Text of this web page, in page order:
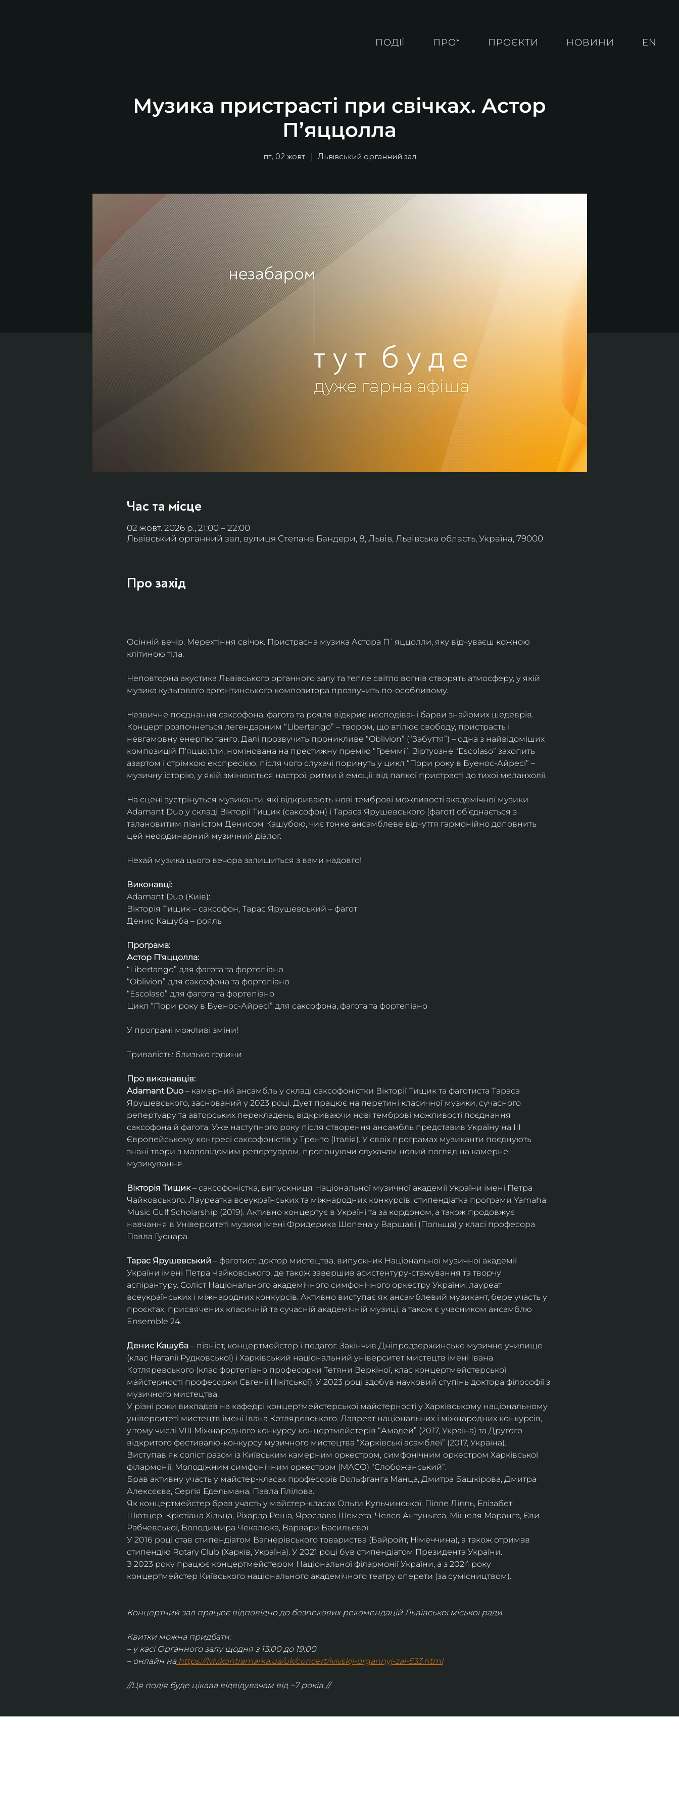
ПОДІЇ ПРО* ПРОЄКТИ НОВИНИ EN
Музика пристрасті при свічках. Астор
П’яццолла
пт, 02 жовт.
  |
Львівський органний зал
Час та місце
02 жовт. 2026 р., 21:00 – 22:00
Львівський органний зал, вулиця Степана Бандери, 8, Львів, Львівська область, Україна, 79000
Про захід
Осінній вечір. Мерехтіння свічок. Пристрасна музика Астора П`яццолли, яку відчуваєш кожною
клітиною тіла.
Неповторна акустика Львівського органного залу та тепле світло вогнів створять атмосферу, у якій
музика культового аргентинського композитора прозвучить по-особливому.
Незвичне поєднання саксофона, фагота та рояля відкриє несподівані барви знайомих шедеврів.
Концерт розпочнеться легендарним “Libertango” – твором, що втілює свободу, пристрасть і
невгамовну енергію танго. Далі прозвучить проникливе “Oblivion” (“Забуття”) – одна з найвідоміших
композицій П'яццолли, номінована на престижну премію “Греммі”. Віртуозне “Escolaso” захопить
азартом і стрімкою експресією, після чого слухачі поринуть у цикл “Пори року в Буенос-Айресі” –
музичну історію, у якій змінюються настрої, ритми й емоції: від палкої пристрасті до тихої меланхолії.
На сцені зустрінуться музиканти, які відкривають нові темброві можливості академічної музики.
Adamant Duo у складі Вікторії Тищик (саксофон) і Тараса Ярушевського (фагот) об’єднається з
талановитим піаністом Денисом Кашубою, чиє тонке ансамблеве відчуття гармонійно доповнить
цей неординарний музичний діалог.
Нехай музика цього вечора залишиться з вами надовго!
Виконавці:
Adamant Duo (Київ):
Вікторія Тищик – саксофон, Тарас Ярушевський – фагот
Денис Кашуба – рояль
Програма:
Астор П'яццолла:
“Libertango” для фагота та фортепіано
“Oblivion” для саксофона та фортепіано
“Escolaso” для фагота та фортепіано
Цикл “Пори року в Буенос-Айресі” для саксофона, фагота та фортепіано
У програмі можливі зміни!
Тривалість: близько години
Про виконавців:
Adamant Duo – камерний ансамбль у складі саксофоністки Вікторії Тищик та фаготиста Тараса
Ярушевського, заснований у 2023 році. Дует працює на перетині класичної музики, сучасного
репертуару та авторських перекладень, відкриваючи нові темброві можливості поєднання
саксофона й фагота. Уже наступного року після створення ансамбль представив Україну на ІІІ
Європейському конгресі саксофоністів у Тренто (Італія). У своїх програмах музиканти поєднують
знані твори з маловідомим репертуаром, пропонуючи слухачам новий погляд на камерне
музикування.
Вікторія Тищик – саксофоністка, випускниця Національної музичної академії України імені Петра
Чайковського. Лауреатка всеукраїнських та міжнародних конкурсів, стипендіатка програми Yamaha
Music Gulf Scholarship (2019). Активно концертує в Україні та за кордоном, а також продовжує
навчання в Університеті музики імені Фридерика Шопена у Варшаві (Польща) у класі професора
Павла Гуснара.
Тарас Ярушевський – фаготист, доктор мистецтва, випускник Національної музичної академії
України імені Петра Чайковського, де також завершив асистентуру-стажування та творчу
аспірантуру. Соліст Національного академічного симфонічного оркестру України, лауреат
всеукраїнських і міжнародних конкурсів. Активно виступає як ансамблевий музикант, бере участь у
проєктах, присвячених класичній та сучасній академічній музиці, а також є учасником ансамблю
Ensemble 24.
Денис Кашуба – піаніст, концертмейстер і педагог. Закінчив Дніпродзержинське музичне училище
(клас Наталії Рудковської) і Харківський національний університет мистецтв імені Івана
Котляревського (клас фортепіано професорки Тетяни Веркіної, клас концертмейстерської
майстерності професорки Євгенії Нікітської). У 2023 році здобув науковий ступінь доктора філософії з
музичного мистецтва.
У різні роки викладав на кафедрі концертмейстерської майстерності у Харківському національному
університеті мистецтв імені Івана Котляревського. Лавреат національних і міжнародних конкурсів,
у тому числі VIII Міжнародного конкурсу концертмейстерів “Амадей” (2017, Україна) та Другого
відкритого фестивалю-конкурсу музичного мистецтва “Харківські асамблеї” (2017, Україна).
Виступав як соліст разом із Київським камерним оркестром, симфонічним оркестром Харківської
філармонії, Молодіжним симфонічним оркестром (МАСО) “Слобожанський”.
Брав активну участь у майстер-класах професорів Вольфганга Манца, Дмитра Башкірова, Дмитра
Алексєєва, Сергія Едельмана, Павла Гілілова.
Як концертмейстер брав участь у майстер-класах Ольги Кульчинської, Пілле Лілль, Елізабет
Шютцер, Крістіана Хільца, Ріхарда Реша, Ярослава Шемета, Челсо Антуньєса, Мішеля Маранга, Єви
Рабчевської, Володимира Чекалюка, Варвари Васильєвої.
У 2016 році став стипендіатом Ваґнерівського товариства (Байройт, Німеччина), а також отримав
стипендію Rotary Club (Харків, Україна). У 2021 році був стипендіатом Президента України.
З 2023 року працює концертмейстером Національної філармонії України, а з 2024 року
концертмейстер Київського національного академічного театру оперети (за сумісництвом).
Концертний зал працює відповідно до безпекових рекомендацій Львівської міської ради.
Квитки можна придбати:
– у касі Органного залу щодня з 13:00 до 19:00
– онлайн на https://lviv.kontramarka.ua/uk/concert/lvivskij-organnyj-zal-533.html
//Ця подія буде цікава відвідувачам від ~7 років.//